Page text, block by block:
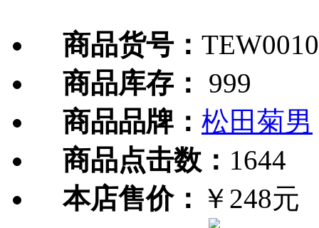
商品货号：
商品库存：
999
商品品牌： 松田菊男
商品点击数： 1644
本店售价： ￥248元